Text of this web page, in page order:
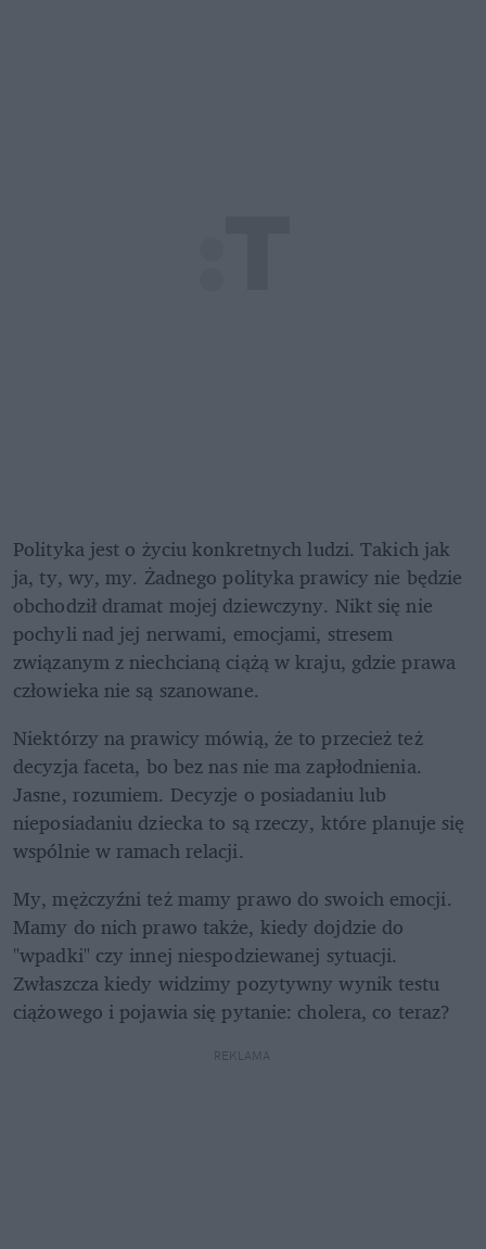
Polityka jest o życiu konkretnych ludzi. Takich jak
ja, ty, wy, my. Żadnego polityka prawicy nie będzie
obchodził dramat mojej dziewczyny. Nikt się nie
pochyli nad jej nerwami, emocjami, stresem
związanym z niechcianą ciążą w kraju, gdzie prawa
człowieka nie są szanowane.
Niektórzy na prawicy mówią, że to przecież też
decyzja faceta, bo bez nas nie ma zapłodnienia.
Jasne, rozumiem. Decyzje o posiadaniu lub
nieposiadaniu dziecka to są rzeczy, które planuje się
wspólnie w ramach relacji.
My, mężczyźni też mamy prawo do swoich emocji.
Mamy do nich prawo także, kiedy dojdzie do
"wpadki" czy innej niespodziewanej sytuacji.
Zwłaszcza kiedy widzimy pozytywny wynik testu
ciążowego i pojawia się pytanie: cholera, co teraz?
REKLAMA